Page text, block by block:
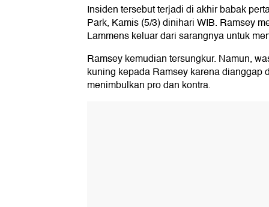
Insiden tersebut terjadi di akhir babak
Park, Kamis (5/3) dinihari WIB. Ramsey
Lammens keluar dari sarangnya untuk
Ramsey kemudian tersungkur. Namun,
kuning kepada Ramsey karena dianggap
menimbulkan pro dan kontra.